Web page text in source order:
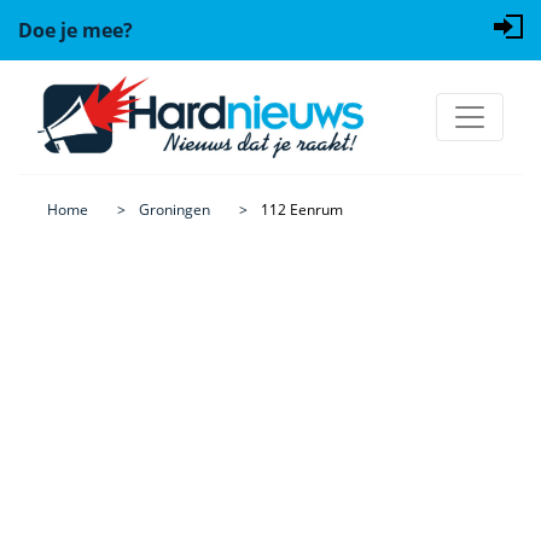
Doe je mee?
Home Groningen 112 Eenrum